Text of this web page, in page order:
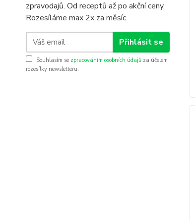
zpravodajů. Od receptů až po akční ceny.
Rozesíláme max 2x za měsíc.
Přihlásit se
Souhlasím se zpracováním osobních údajů za účelem
rozesílky newsletteru.